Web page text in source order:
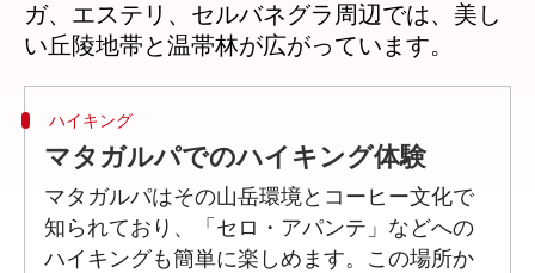
ガ、エステリ、セルバネグラ周辺では、美し
ハイキング
マタガルパでのハイキング体験
マタガルパはその山岳環境とコーヒー文化で
知られており、「セロ・アパンテ」などへの
ハイキングも簡単に楽しめます。この場所か